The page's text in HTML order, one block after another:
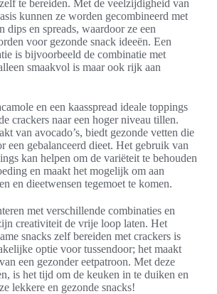
te bereiden. Met de veelzijdigheid van
kunnen ze worden gecombineerd met
dips en spreads, waardoor ze een
voor gezonde snack ideeën. Een
is bijvoorbeeld de combinatie met
smaakvol is maar ook rijk aan
en een kaasspread ideale toppings
crackers naar een hoger niveau tillen.
van avocado’s, biedt gezonde vetten die
een gebalanceerd dieet. Het gebruik van
kan helpen om de variëteit te behouden
en maakt het mogelijk om aan
en dieetwensen tegemoet te komen.
met verschillende combinaties en
creativiteit de vrije loop laten. Het
snacks zelf bereiden met crackers is
optie voor tussendoor; het maakt
een gezonder eetpatroon. Met deze
is het tijd om de keuken in te duiken en
lekkere en gezonde snacks!